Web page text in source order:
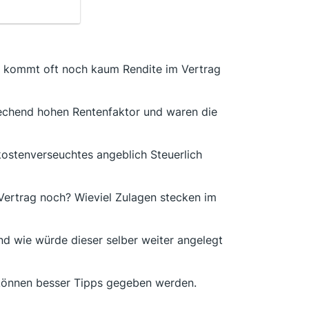
oft noch kaum Rendite im Vertrag
hohen Rentenfaktor und waren die
angeblich Steuerlich
noch? Wieviel Zulagen stecken im
wie würde dieser selber weiter angelegt
besser Tipps gegeben werden.